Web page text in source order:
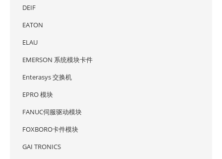
DEIF
EATON
ELAU
EMERSON 系统模块卡件
Enterasys 交换机
EPRO 模块
FANUC伺服驱动模块
FOXBORO卡件模块
GAI TRONICS